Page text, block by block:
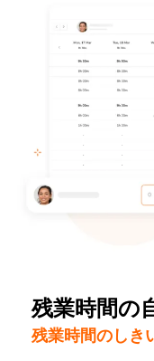
残業時間の
残業時間のしき